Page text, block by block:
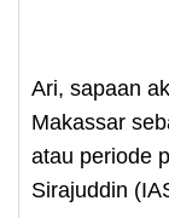
Ari, sapaan
Makassar
atau periode
Sirajuddin